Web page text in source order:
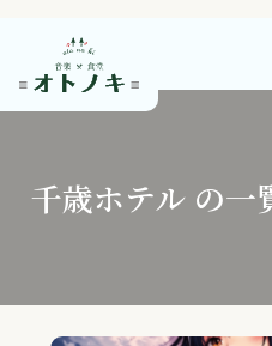
千歳ホテル の一